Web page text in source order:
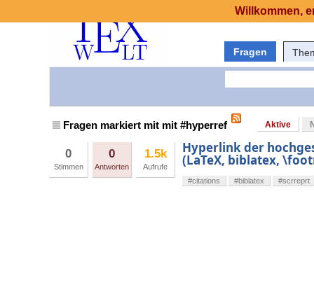
Fragen
Fragen markiert mit mit #hyperref Aktive
0
Stimmen
0
Antworten
1.5k
Aufrufe
Hyperlink der
(LaTeX, biblatex,
#citations #biblatex #scrreprt
Willkommen,